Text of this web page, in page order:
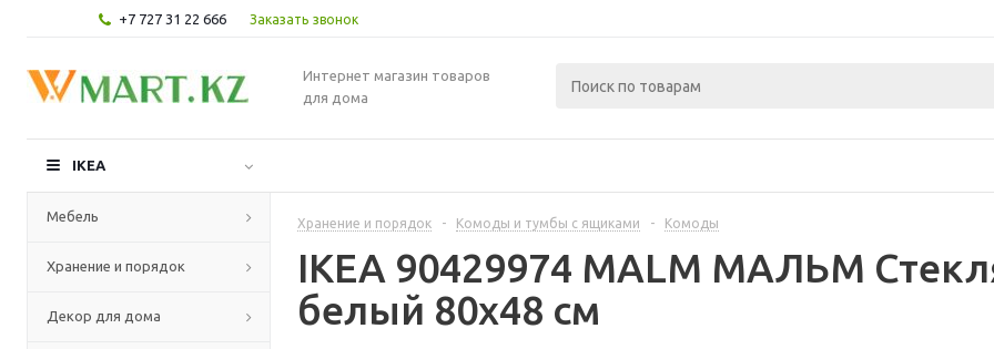
+7 727 31 22 666 Заказать звонок
Интернет магазин товаров
для дома
IKEA
Мебель
Хранение и порядок
Декор для дома
Хранение и порядок - Комоды и тумбы с ящиками - Комоды
IKEA 90429974 MALM МАЛЬМ
белый 80x48 см